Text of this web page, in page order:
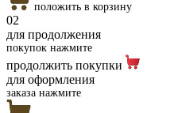
положить в корзину
02
для продолжения
покупок нажмите
продолжить покупки
для оформления
заказа нажмите